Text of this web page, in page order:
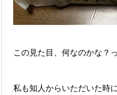
この見た目、何なのかな？
私も知人からいただいた時